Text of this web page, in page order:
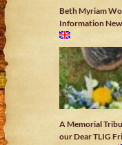
Beth Myriam
Information
A Memorial
our Dear TLIG